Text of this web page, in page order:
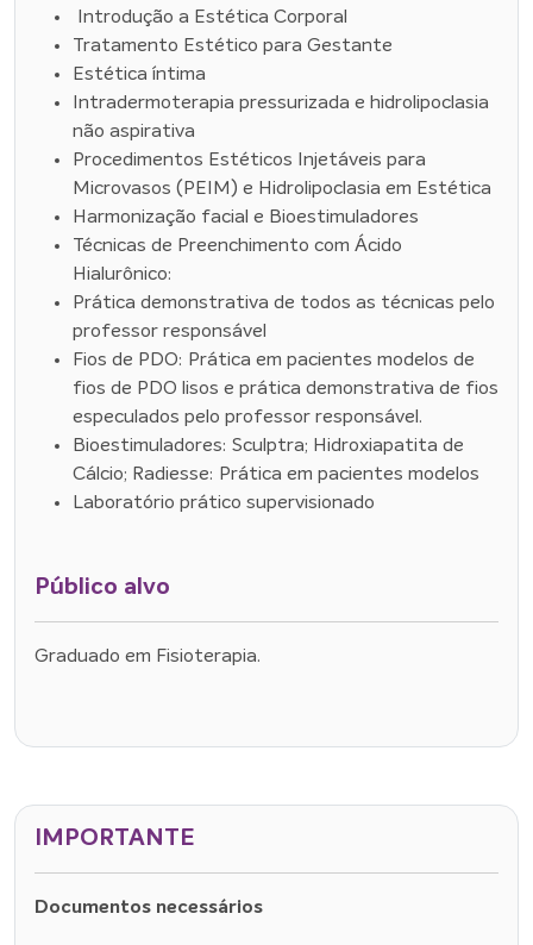
Introdução a Estética Corporal
Tratamento Estético para Gestante
Estética íntima
Intradermoterapia pressurizada e hidrolipoclasia
não aspirativa
Procedimentos Estéticos Injetáveis para
Microvasos (PEIM) e Hidrolipoclasia em Estética
Harmonização facial e Bioestimuladores
Técnicas de Preenchimento com Ácido
Hialurônico:
Prática demonstrativa de todos as técnicas pelo
professor responsável
Fios de PDO: Prática em pacientes modelos de
fios de PDO lisos e prática demonstrativa de fios
especulados pelo professor responsável.
Bioestimuladores: Sculptra; Hidroxiapatita de
Cálcio; Radiesse: Prática em pacientes modelos
Laboratório prático supervisionado
Público alvo
Graduado em Fisioterapia.
IMPORTANTE
Documentos necessários